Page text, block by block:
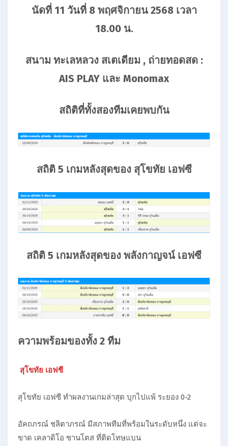
นัดที่ 11 วันที่ 8 พฤศจิกายน 2568 เวลา
18.00 น.
สนาม ทะเลหลวง สเตเดียม , ถ่ายทอดสด :
AIS PLAY และ Monomax
สถิติที่ทั้งสองทีมเคยพบกัน
สถิติ 5 เกมหลังสุดของ สุโขทัย เอฟซี
สถิติ 5 เกมหลังสุดของ พลังกาญจน์ เอฟซี
ความพร้อมของทั้ง 2 ทีม
สุโขทัย เอฟซี
สุโขทัย เอฟซี ทำผลงานเกมล่าสุด บุกไปแพ้ ระยอง 0-2
อัคถภรณ์ ชลิตาภรณ์ มีสภาพทีมที่พร้อมในระดับหนึ่ง แต่จะ
ขาด เคลาดิโอ ซานโตส ที่ติดโทษแบน